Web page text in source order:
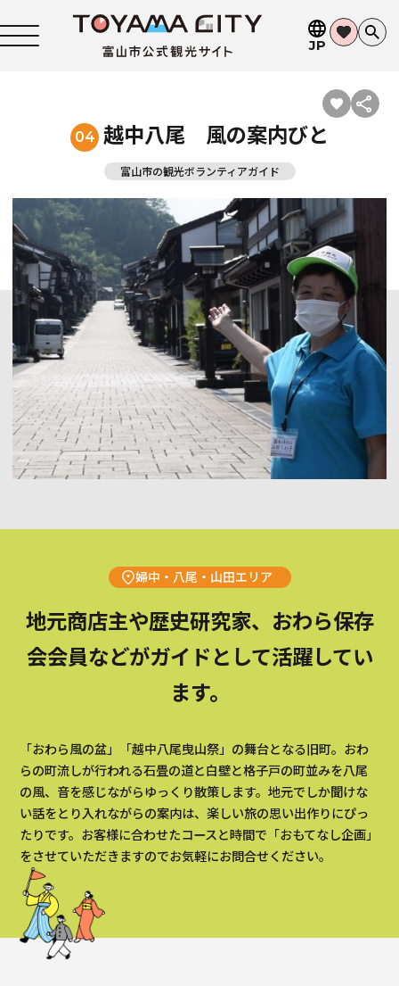
JP
04 越中八尾 風の案内びと
富山市の観光ボランティアガイド
婦中・八尾・山田エリア
地元商店主や歴史研究家、おわら保存
会会員などがガイドとして活躍してい
ます。
「おわら風の盆」「越中八尾曳山祭」の舞台となる旧町。おわ
らの町流しが行われる石畳の道と白壁と格子戸の町並みを八尾
の風、音を感じながらゆっくり散策します。地元でしか聞けな
い話をとり入れながらの案内は、楽しい旅の思い出作りにぴっ
たりです。お客様に合わせたコースと時間で「おもてなし企画」
をさせていただきますのでお気軽にお問合せください。